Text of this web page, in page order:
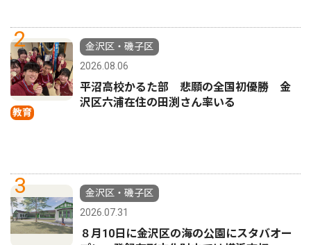
2
教育
金沢区・磯子区
2026.08.06
平沼高校かるた部 悲願の全国初優勝 金
沢区六浦在住の田渕さん率いる
3
金沢区・磯子区
2026.07.31
８月10日に金沢区の海の公園にスタバオー